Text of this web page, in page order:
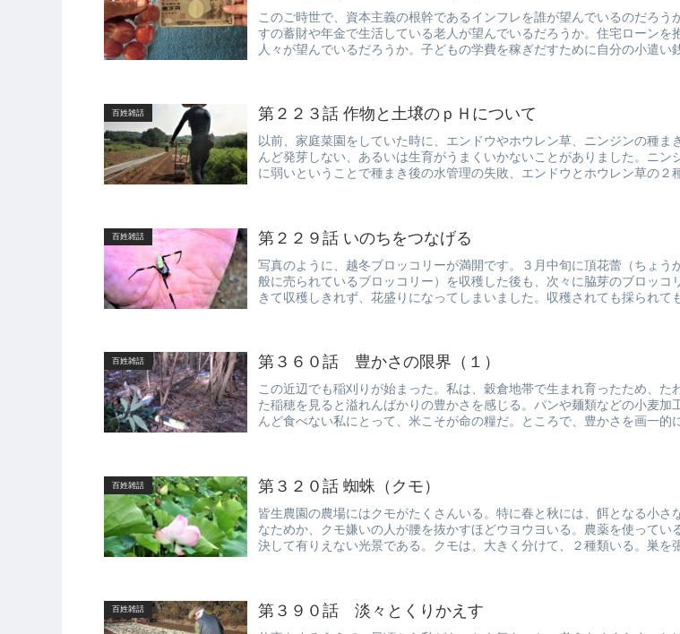
このご時世で、資本主義の根幹であるインフレを誰が望んでいるのだろう
すの蓄財や年金で生活している老人が望んでいるだろうか。住宅ローンを
人々が望んでいるだろうか。子どもの学費を稼ぎだすために自分の小遣い
百姓雑話 第２２３話 作物と土壌のｐＨについて
以前、家庭菜園をしていた時に、エンドウやホウレン草、ニンジンの種ま
んど発芽しない、あるいは生育がうまくいかないことがありました。ニン
に弱いということで種まき後の水管理の失敗、エンドウとホウレン草の２
百姓雑話 第２２９話 いのちをつなげる
写真のように、越冬ブロッコリーが満開です。３月中旬に頂花蕾（ちょう
般に売られているブロッコリー）を収穫した後も、次々に脇芽のブロッコ
きて収穫しきれず、花盛りになってしまいました。収穫されても採られて
百姓雑話 第３６０話 豊かさの限界（１）
この近辺でも稲刈りが始まった。私は、穀倉地帯で生まれ育ったため、た
た稲穂を見ると溢れんばかりの豊かさを感じる。パンや麺類などの小麦加
んど食べない私にとって、米こそが命の糧だ。ところで、豊かさを画一的
百姓雑話 第３２０話 蜘蛛（クモ）
皆生農園の農場にはクモがたくさんいる。特に春と秋には、餌となる小さ
なためか、クモ嫌いの人が腰を抜かすほどウヨウヨいる。農薬を使ってい
決して有りえない光景である。クモは、大きく分けて、２種類いる。巣を
百姓雑話 第３９０話 淡々とくりかえす